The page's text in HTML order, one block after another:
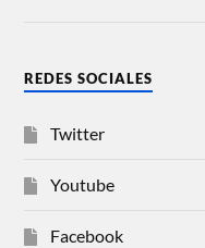
REDES SOCIALES
Twitter
Youtube
Facebook